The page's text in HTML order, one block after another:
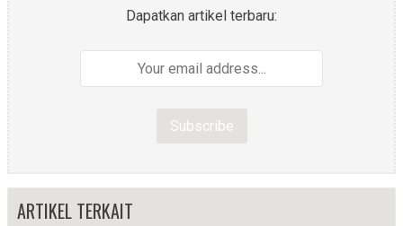
Dapatkan artikel terbaru:
ARTIKEL TERKAIT